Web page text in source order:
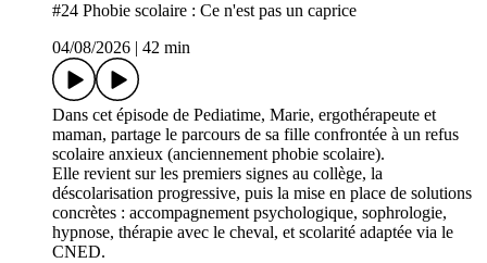
#24 Phobie scolaire : Ce n'est pas un caprice
04/08/2026
42 min
Dans cet épisode de Pediatime, Marie, ergothérapeute et
maman, partage le parcours de sa fille confrontée à un refus
scolaire anxieux (anciennement phobie scolaire).
Elle revient sur les premiers signes au collège, la
déscolarisation progressive, puis la mise en place de solutions
concrètes : accompagnement psychologique, sophrologie,
hypnose, thérapie avec le cheval, et scolarité adaptée via le
CNED.